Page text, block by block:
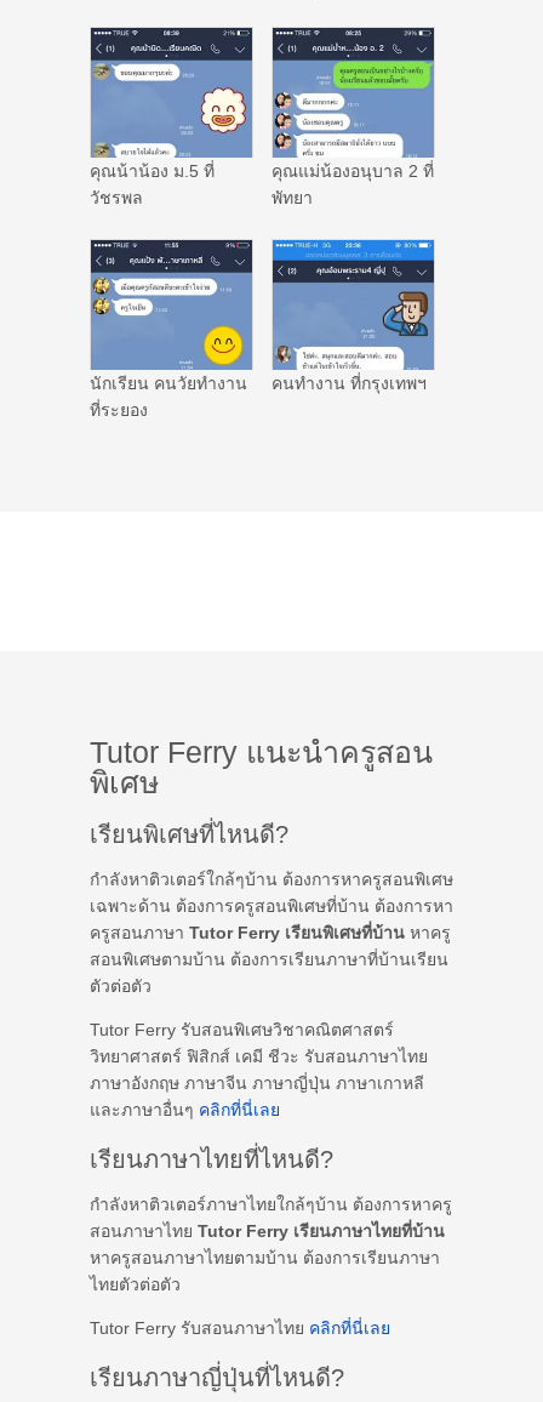
คุณน้าน้อง ม.5 ที่
วัชรพล
คุณแม่น้องอนุบาล 2 ที่
พัทยา
นักเรียน คนวัยทำงาน
ที่ระยอง
คนทำงาน ที่กรุงเทพฯ
Tutor Ferry แนะนำครูสอน
พิเศษ
เรียนพิเศษที่ไหนดี?
กำลังหาติวเตอร์ใกล้ๆบ้าน ต้องการหาครูสอนพิเศษ
เฉพาะด้าน ต้องการครูสอนพิเศษที่บ้าน ต้องการหา
ครูสอนภาษา Tutor Ferry เรียนพิเศษที่บ้าน หาครู
สอนพิเศษตามบ้าน ต้องการเรียนภาษาที่บ้านเรียน
ตัวต่อตัว
Tutor Ferry รับสอนพิเศษวิชาคณิตศาสตร์
วิทยาศาสตร์ ฟิสิกส์ เคมี ชีวะ รับสอนภาษาไทย
ภาษาอังกฤษ ภาษาจีน ภาษาญี่ปุ่น ภาษาเกาหลี
และภาษาอื่นๆ คลิกที่นี่เลย
เรียนภาษาไทยที่ไหนดี?
กำลังหาติวเตอร์ภาษาไทยใกล้ๆบ้าน ต้องการหาครู
สอนภาษาไทย Tutor Ferry เรียนภาษาไทยที่บ้าน
หาครูสอนภาษาไทยตามบ้าน ต้องการเรียนภาษา
ไทยตัวต่อตัว
Tutor Ferry รับสอนภาษาไทย คลิกที่นี่เลย
เรียนภาษาญี่ปุ่นที่ไหนดี?